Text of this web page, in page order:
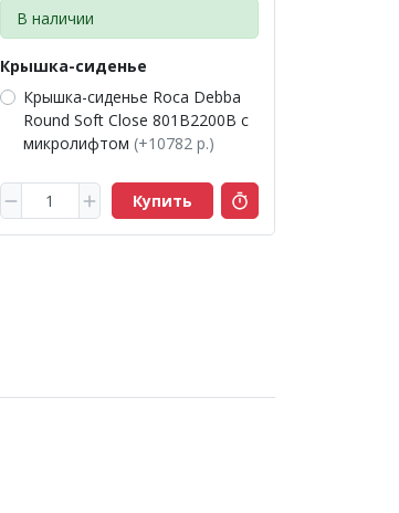
В наличии
Крышка-сиденье
Крышка-сиденье Roca Debba
Round Soft Close 801B2200B с
микролифтом (+10782 р.)
Купить